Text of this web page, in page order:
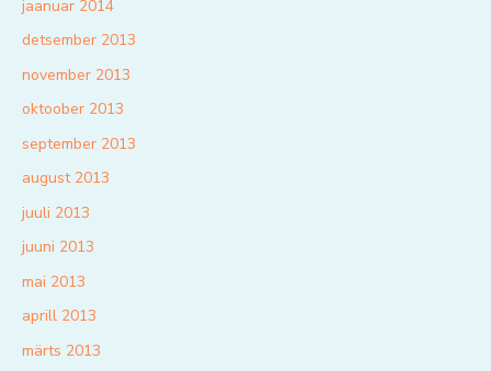
jaanuar 2014
detsember 2013
november 2013
oktoober 2013
september 2013
august 2013
juuli 2013
juuni 2013
mai 2013
aprill 2013
märts 2013